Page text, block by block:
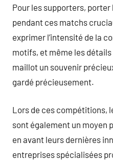
Pour les supporters,
pendant ces matchs
exprimer l’intensité de la
motifs, et même les
maillot un souvenir
gardé précieusement.
Lors de ces compétitions,
sont également un moyen
en avant leurs dernières
entreprises spécialisées